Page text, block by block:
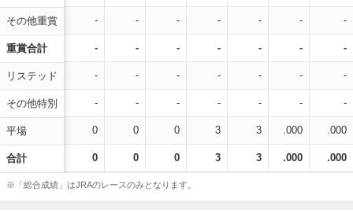
その他重賞
重賞合計
リステッド
その他特別
平場
合計
- - - - - - -
- - - - - - -
- - - - - - -
- - - - - - -
0 0 0 3 3 .000 .000
0 0 0 3 3 .000 .000
※「総合成績」はJRAのレースのみとなります。